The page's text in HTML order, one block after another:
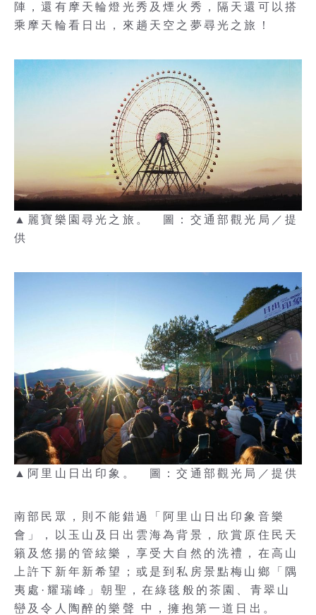
陣，還有摩天輪燈光秀及煙火秀，隔天還可以搭
乘摩天輪看日出，來趟天空之夢尋光之旅！
▲麗寶樂園尋光之旅。 圖：交通部觀光局／提
供
▲阿里山日出印象。 圖：交通部觀光局／提供
南部民眾，則不能錯過「阿里山日出印象音樂
會」，以玉山及日出雲海為背景，欣賞原住民天
籟及悠揚的管絃樂，享受大自然的洗禮，在高山
上許下新年新希望；或是到私房景點梅山鄉「隅
夷處·耀瑞峰」朝聖，在綠毯般的茶園、青翠山
巒及令人陶醉的樂聲 中，擁抱第一道日出。